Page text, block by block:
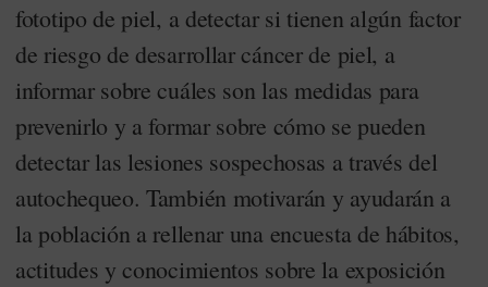
fototipo de piel, a detectar si tienen algún factor
de riesgo de desarrollar cáncer de piel, a
informar sobre cuáles son las medidas para
prevenirlo y a formar sobre cómo se pueden
detectar las lesiones sospechosas a través del
autochequeo. También motivarán y ayudarán a
la población a rellenar una encuesta de hábitos,
actitudes y conocimientos sobre la exposición